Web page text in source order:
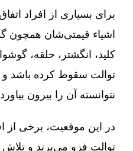
برای بسیاری از افراد
اشیاء قیمتی‌شان همچون
کلید، انگشتر، حلقه،
توالت سقوط کرده باشد و
نتوانسته آن را بیرون
در این موقعیت، برخی از
توالت فرو می‌برند و تلاش